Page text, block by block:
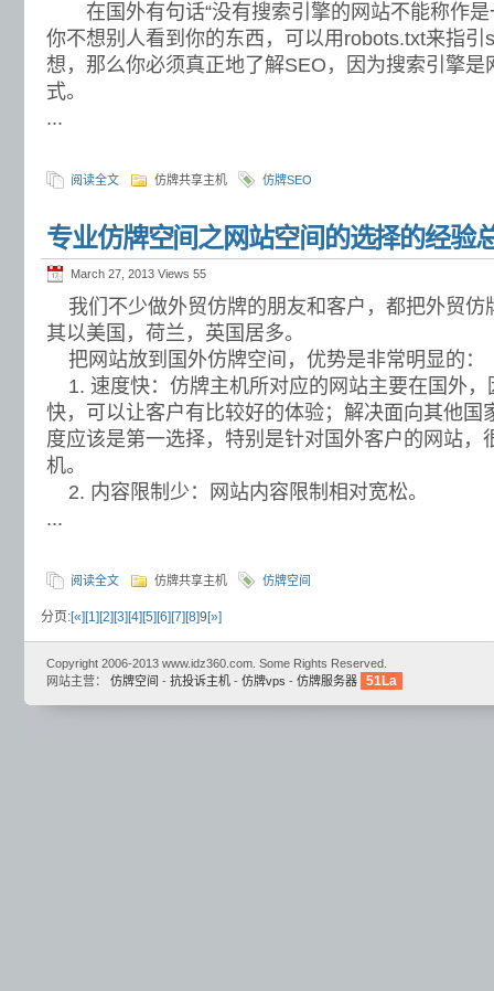
在国外有句话“没有搜索引擎的网站不能称作是
你不想别人看到你的东西，可以用robots.txt来指引
想，那么你必须真正地了解SEO，因为搜索引擎是
式。
...
阅读全文 仿牌共享主机 仿牌SEO
专业仿牌空间之网站空间的选择的经验
March 27, 2013 Views 55
我们不少做外贸仿牌的朋友和客户，都把外贸仿
其以美国，荷兰，英国居多。
把网站放到国外仿牌空间，优势是非常明显的：
1. 速度快：仿牌主机所对应的网站主要在国外，
快，可以让客户有比较好的体验；解决面向其他国
度应该是第一选择，特别是针对国外客户的网站，
机。
2. 内容限制少：网站内容限制相对宽松。
...
阅读全文 仿牌共享主机 仿牌空间
分页:[«] [1] [2] [3] [4] [5] [6] [7] [8]9 [»]
Copyright 2006-2013 www.idz360.com. Some Rights Reserved.
网站主营： 仿牌空间 - 抗投诉主机 - 仿牌vps - 仿牌服务器 51La